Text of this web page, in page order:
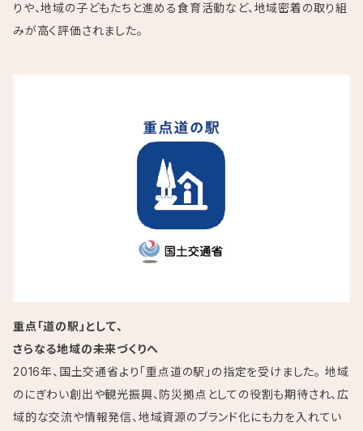
りや、地域の子どもたちと進める食育活動など、地域密着の取り組
みが高く評価されました。
重点「道の駅」として、
さらなる地域の未来づくりへ
2016年、国土交通省より「重点道の駅」の指定を受けました。 地域
のにぎわい創出や観光振興、防災拠点としての役割も期待され、広
域的な交流や情報発信、地域資源のブランド化にも力を入れてい